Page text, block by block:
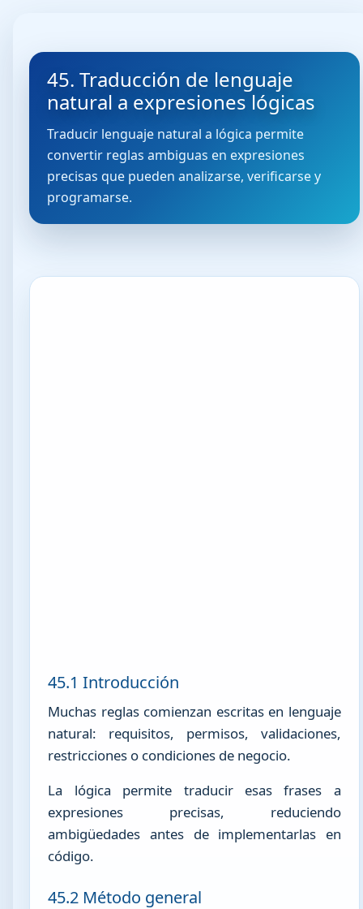
45. Traducción de lenguaje
natural a expresiones lógicas
Traducir lenguaje natural a lógica permite
convertir reglas ambiguas en expresiones
precisas que pueden analizarse, verificarse y
programarse.
45.1 Introducción
Muchas reglas comienzan escritas en lenguaje
natural: requisitos, permisos, validaciones,
restricciones o condiciones de negocio.
La lógica permite traducir esas frases a
expresiones precisas, reduciendo
ambigüedades antes de implementarlas en
código.
45.2 Método general